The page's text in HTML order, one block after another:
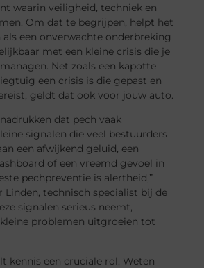
waarin veiligheid, techniek en
Om dat te begrijpen, helpt het
een onverwachte onderbreking
met een kleine crisis die je
Net zoals een kapotte
een crisis is die gepast en
geldt dat ook voor jouw auto.
dat pech vaak
signalen die veel bestuurders
een afwijkend geluid, een
of een vreemd gevoel in
pechpreventie is alertheid,”
Linden, technisch specialist bij de
signalen serieus neemt,
problemen uitgroeien tot
kennis een cruciale rol. Weten